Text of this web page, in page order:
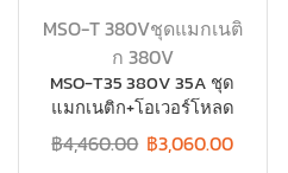
MSO-T 380Vชุดแมกเนติ
ก 380V
MSO-T35 380V 35A ชุด
แมกเนติก+โอเวอร์โหลด
Mitsubishi
฿4,460.00 ฿3,060.00